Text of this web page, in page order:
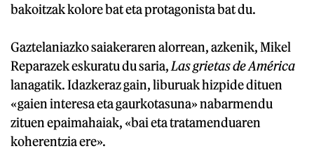
bakoitzak kolore bat eta protagonista bat du.
Gaztelaniazko saiakeraren alorrean, azkenik, Mikel
Reparazek eskuratu du saria, Las grietas de América
lanagatik. Idazkeraz gain, liburuak hizpide dituen
«gaien interesa eta gaurkotasuna» nabarmendu
zituen epaimahaiak, «bai eta tratamenduaren
koherentzia ere».